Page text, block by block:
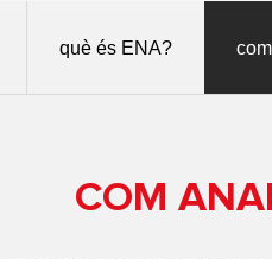
què és ENA?
COM